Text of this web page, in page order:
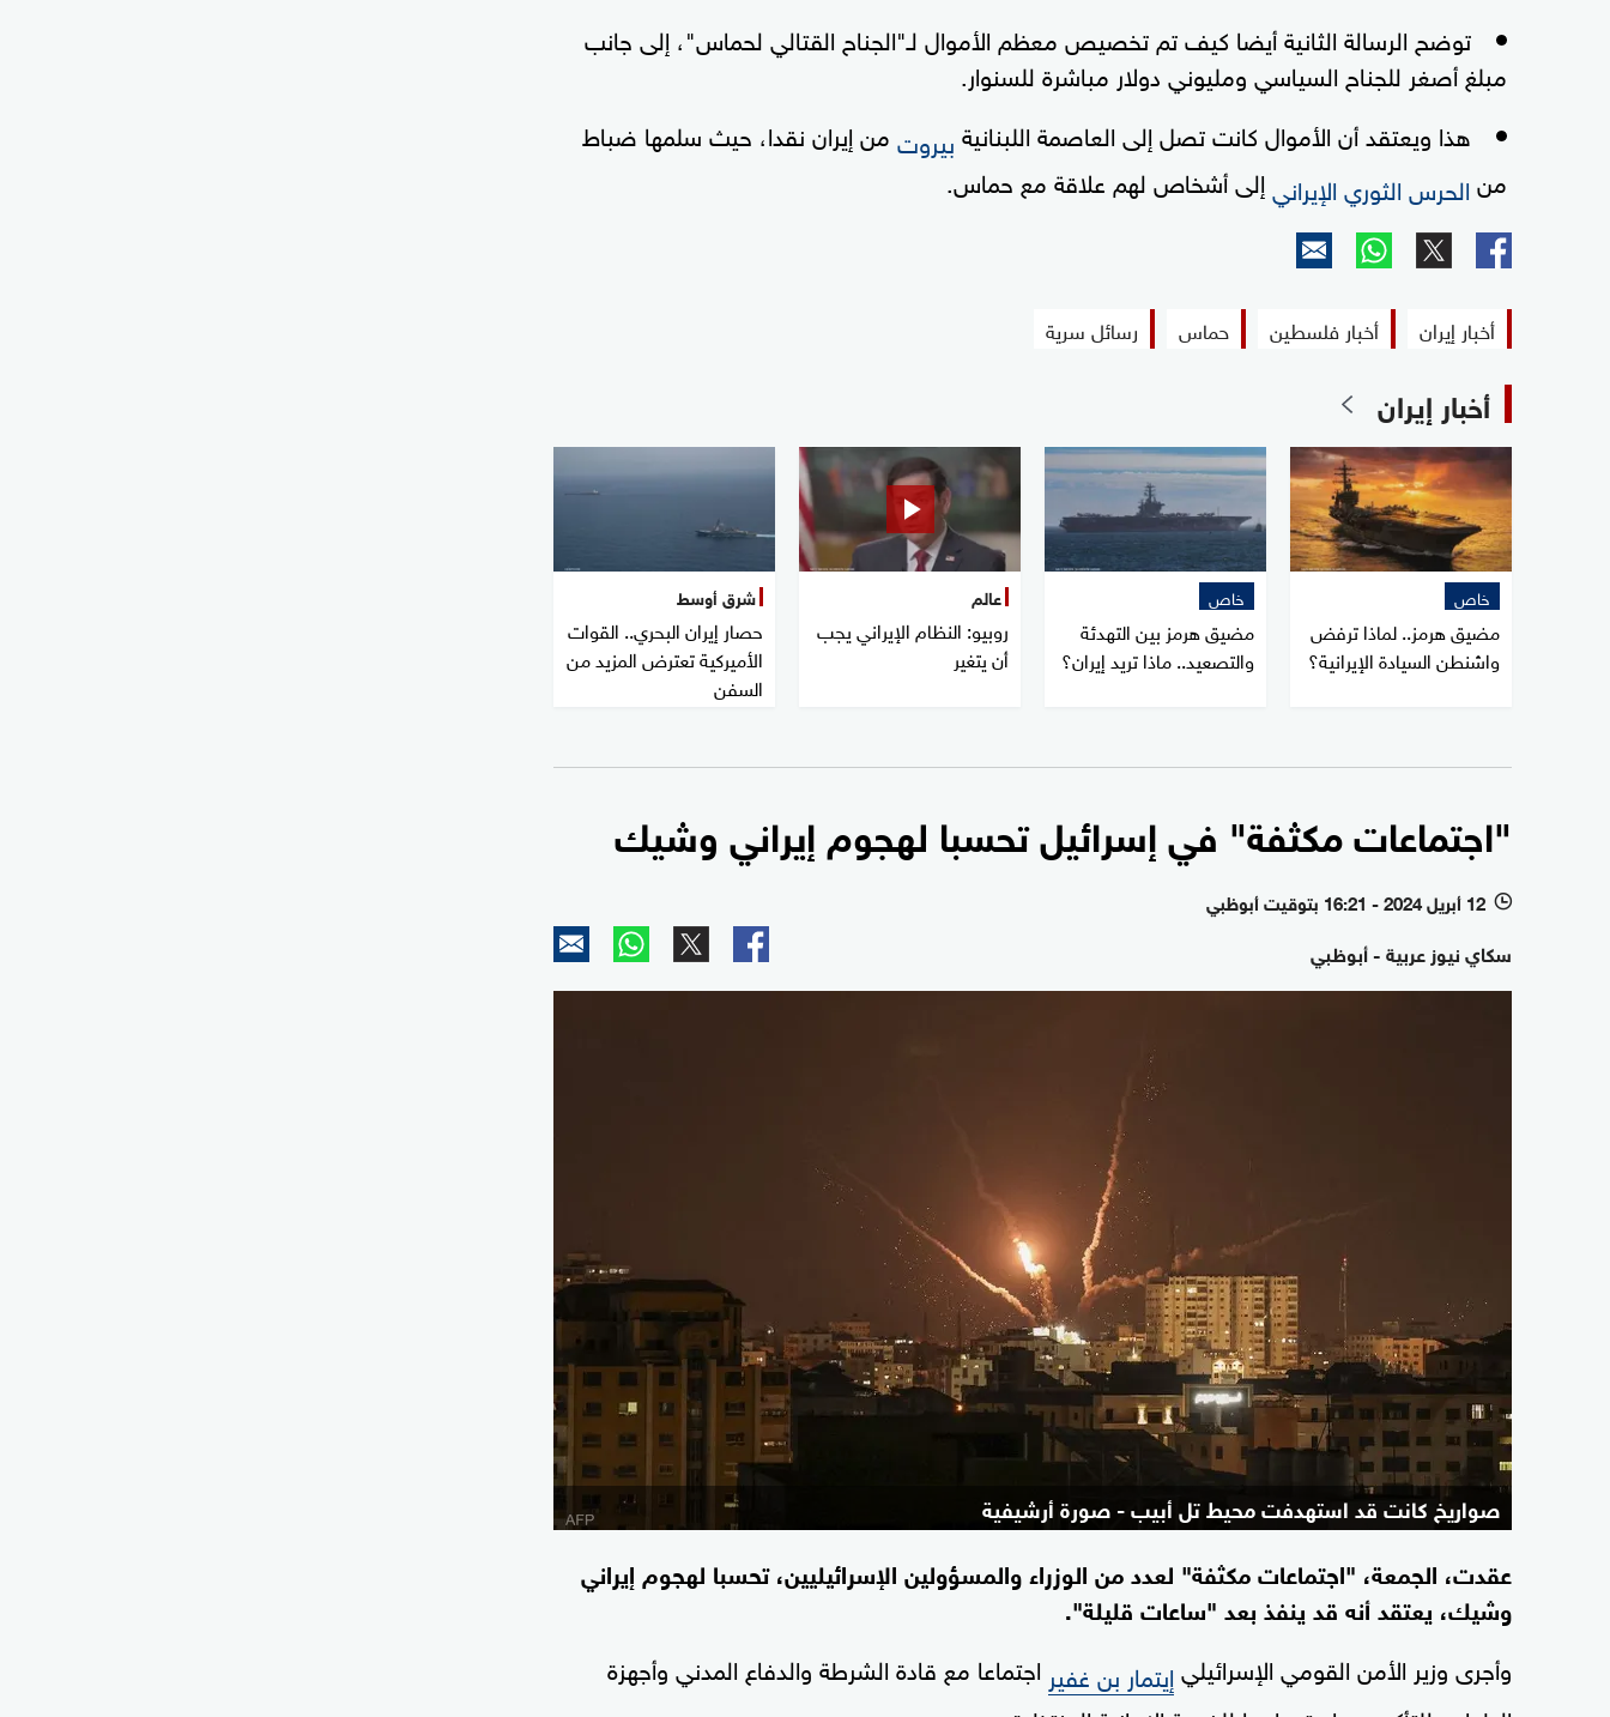
توضح الرسالة الثانية أيضا كيف تم تخصيص معظم الأموال لـ"الجناح القتالي لحماس"، إلى جانب
مبلغ أصغر للجناح السياسي ومليوني دولار مباشرة للسنوار.
هذا ويعتقد أن الأموال كانت تصل إلى العاصمة اللبنانية بيروت من إيران نقدا، حيث سلمها ضباط
من الحرس الثوري الإيراني إلى أشخاص لهم علاقة مع حماس.
أخبار إيران أخبار فلسطين حماس رسائل سرية
أخبار إيران
خاص
مضيق هرمز.. لماذا ترفض
واشنطن السيادة الإيرانية؟
خاص
مضيق هرمز بين التهدئة
والتصعيد.. ماذا تريد إيران؟
عالم
روبيو: النظام الإيراني يجب
أن يتغير
شرق أوسط
حصار إيران البحري.. القوات
الأميركية تعترض المزيد من
السفن
"اجتماعات مكثفة" في إسرائيل تحسبا لهجوم إيراني وشيك
l 12 أبريل 2024 - 16:21 بتوقيت أبوظبي
سكاي نيوز عربية - أبوظبي
صواريخ كانت قد استهدفت محيط تل أبيب - صورة أرشيفية
عقدت، الجمعة، "اجتماعات مكثفة" لعدد من الوزراء والمسؤولين الإسرائيليين، تحسبا لهجوم إيراني
وشيك، يعتقد أنه قد ينفذ بعد "ساعات قليلة".
وأجرى وزير الأمن القومي الإسرائيلي إيتمار بن غفير اجتماعا مع قادة الشرطة والدفاع المدني وأجهزة